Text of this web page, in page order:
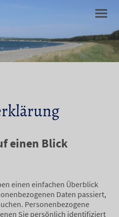
einen Blick
einen einfachen Überblick
Daten passiert,
Personenbezogene
Sie persönlich identifiziert